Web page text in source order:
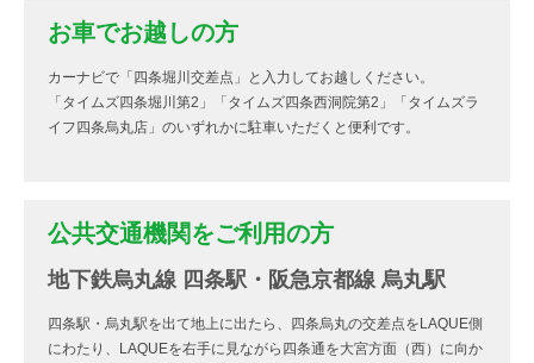
お車でお越しの方
カーナビで「四条堀川交差点」と入力してお越しください。
「タイムズ四条堀川第2」「タイムズ四条西洞院第2」「タイムズラ
イフ四条烏丸店」のいずれかに駐車いただくと便利です。
公共交通機関をご利用の方
地下鉄烏丸線 四条駅・阪急京都線 烏丸駅
四条駅・烏丸駅を出て地上に出たら、四条烏丸の交差点をLAQUE側
にわたり、LAQUEを右手に見ながら四条通を大宮方面（西）に向か